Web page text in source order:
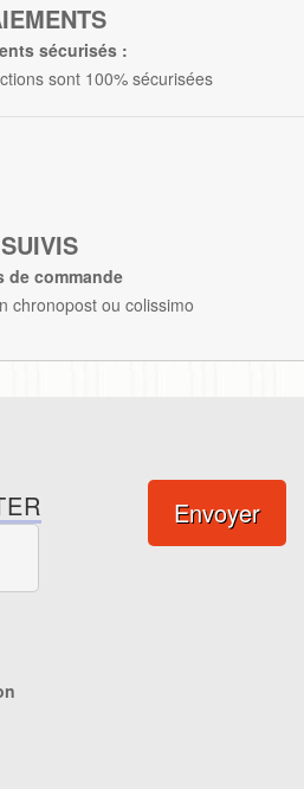
sécurisés :
sont 100% sécurisées
SUIVIS
de commande
chronopost ou colissimo
Envoyer